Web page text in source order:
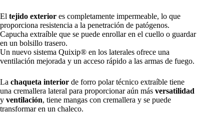
El tejido exterior es completamente impermeable, lo que
proporciona resistencia a la penetración de patógenos.
Capucha extraíble que se puede enrollar en el cuello o guardar
en un bolsillo trasero.
Un nuevo sistema Quixip® en los laterales ofrece una
ventilación mejorada y un acceso rápido a las armas de fuego.
La chaqueta interior de forro polar técnico extraíble tiene
una cremallera lateral para proporcionar aún más versatilidad
y ventilación, tiene mangas con cremallera y se puede
transformar en un chaleco.